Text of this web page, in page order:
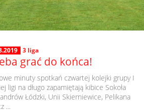
3 liga
grać do końca!
minuty spotkań czwartej kolejki grupy I
ligi na długo zapamiętają kibice Sokoła
Łódzki, Unii Skierniewice, Pelikana
...